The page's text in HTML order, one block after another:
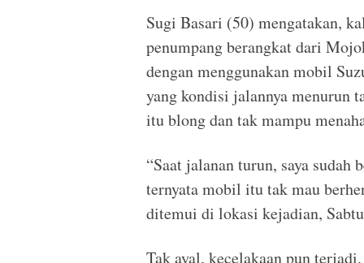
Sugi Basari (50) mengatakan,
penumpang berangkat dari
dengan menggunakan mobil
yang kondisi jalannya menurun
itu blong dan tak mampu
“Saat jalanan turun, saya
ternyata mobil itu tak mau
ditemui di lokasi kejadian,
Tak ayal, kecelakaan pun